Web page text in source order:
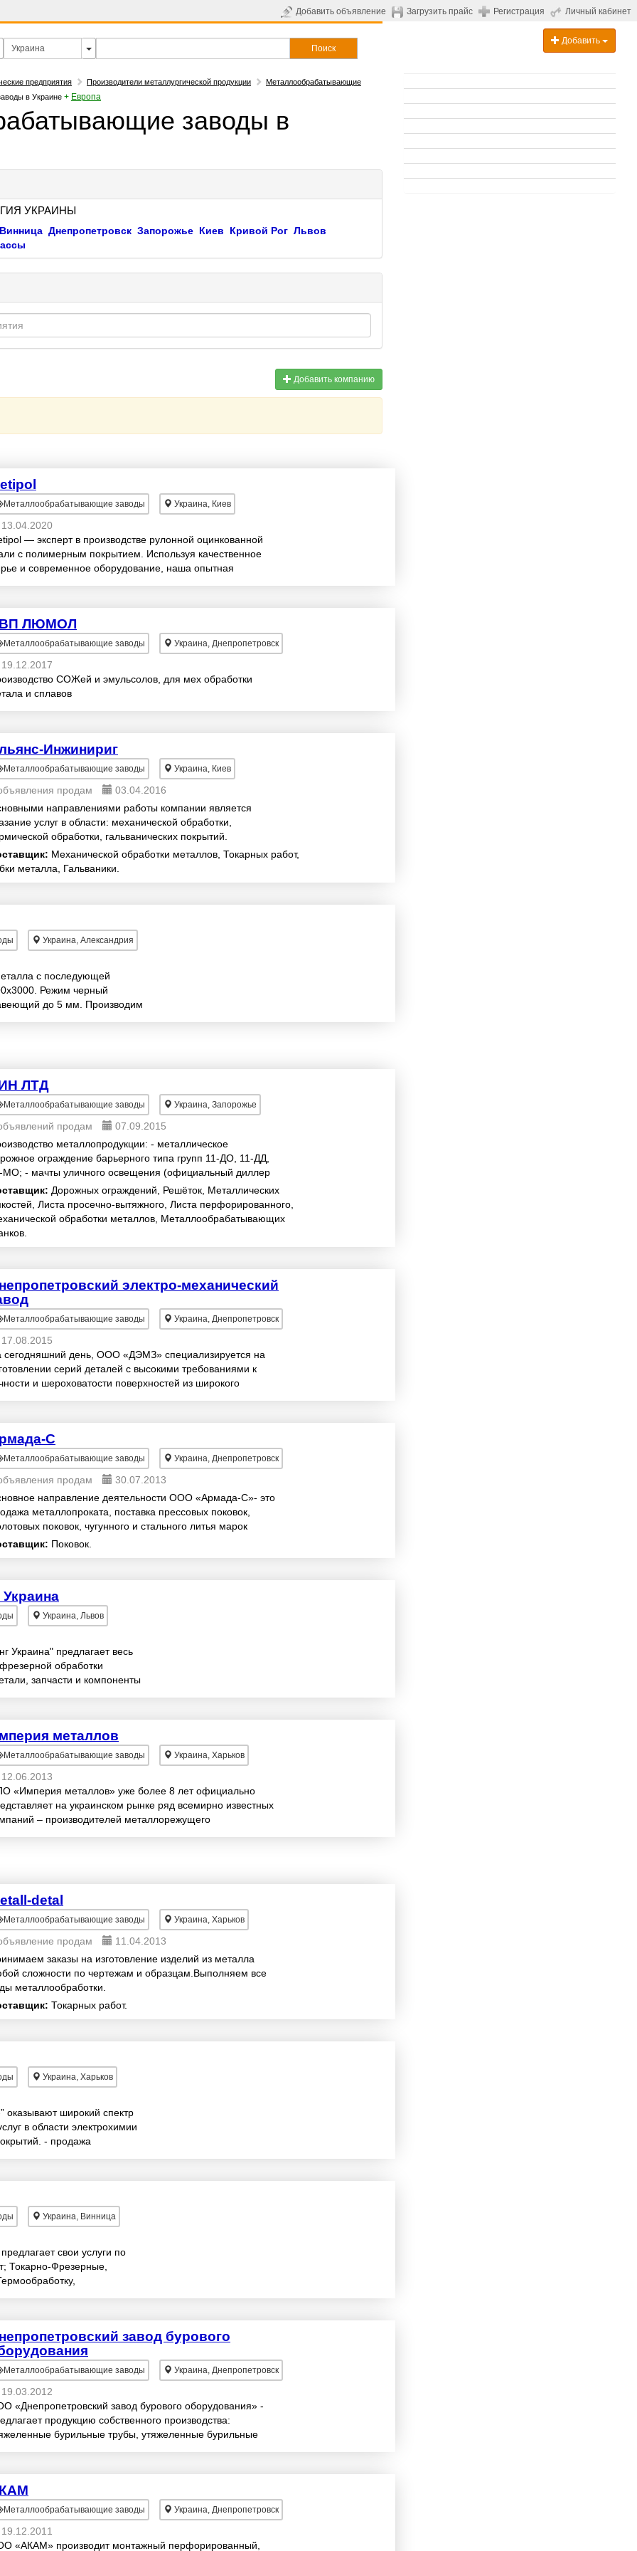
Добавить объявление Загрузить прайс Регистрация Личный кабинет
Поиск
Добавить
предприятия Производители металлургической продукции
Металлообрабатывающие
в Украине + Европа
заводы в
УКРАИНЫ
Винница Днепропетровск Запорожье Киев Кривой Рог Львов
Добавить компанию
Металлообрабатывающие заводы Украина, Киев
13.04.2020
— эксперт в производстве рулонной оцинкованной
с полимерным покрытием. Используя качественное
и современное оборудование, наша опытная
ЛЮМОЛ
Металлообрабатывающие заводы Украина, Днепропетровск
19.12.2017
СОЖей и эмульсолов, для мех обработки
и сплавов
Инжинириг
Металлообрабатывающие заводы Украина, Киев
продам
03.04.2016
направлениями работы компании является
услуг в области: механической обработки,
обработки, гальванических покрытий.
обработка - весьма непростой технолог...
Механической обработки металлов, Токарных работ,
металла, Гальваники.
Украина, Александрия
с последующей
Режим черный
до 5 мм. Производим
ЛТД
Металлообрабатывающие заводы Украина, Запорожье
продам
07.09.2015
металлопродукции: - металлическое
ограждение барьерного типа групп 11-ДО, 11-ДД,
МО; - мачты уличного освещения (официальный диллер
- производство анкерных узлов...
Дорожных ограждений, Решёток, Металлических
Листа просечно-вытяжного, Листа перфорированного,
обработки металлов, Металлообрабатывающих
электро-механический
Металлообрабатывающие заводы Украина, Днепропетровск
17.08.2015
сегодняшний день, ООО «ДЭМЗ» специализируется на
серий деталей с высокими требованиями к
и шероховатости поверхностей из широкого
С
Металлообрабатывающие заводы Украина, Днепропетровск
продам
30.07.2013
направление деятельности ООО «Армада-С»- это
металлопроката, поставка прессовых поковок,
поковок, чугунного и стального литья марок
10, 20, 45, 08Кп, 65Г, 20Х, 40Х...
Поковок.
Украина, Львов
Украина" предлагает весь
обработки
запчасти и компоненты
металлов
Металлообрабатывающие заводы Украина, Харьков
12.06.2013
«Империя металлов» уже более 8 лет официально
на украинском рынке ряд всемирно известных
– производителей металлорежущего
detal
Металлообрабатывающие заводы Украина, Харьков
продам
11.04.2013
заказы на изготовление изделий из металла
сложности по чертежам и образцам.Выполняем все
металлообработки.
Токарных работ.
Украина, Харьков
широкий спектр
в области электрохимии
- продажа
Украина, Винница
свои услуги по
Токарно-Фрезерные,
завод бурового
Металлообрабатывающие заводы Украина, Днепропетровск
19.03.2012
«Днепропетровский завод бурового оборудования» -
продукцию собственного производства:
бурильные трубы, утяжеленные бурильные
Металлообрабатывающие заводы Украина, Днепропетровск
19.12.2011
«АКАМ» производит монтажный перфорированный,